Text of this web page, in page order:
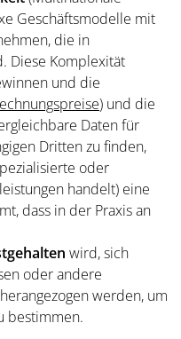
Geschäftsmodelle mit
die in
Diese Komplexität
und die
) und die
Daten für
Dritten zu finden,
oder
handelt) eine
dass in der Praxis an
wird, sich
oder andere
werden, um
bestimmen.